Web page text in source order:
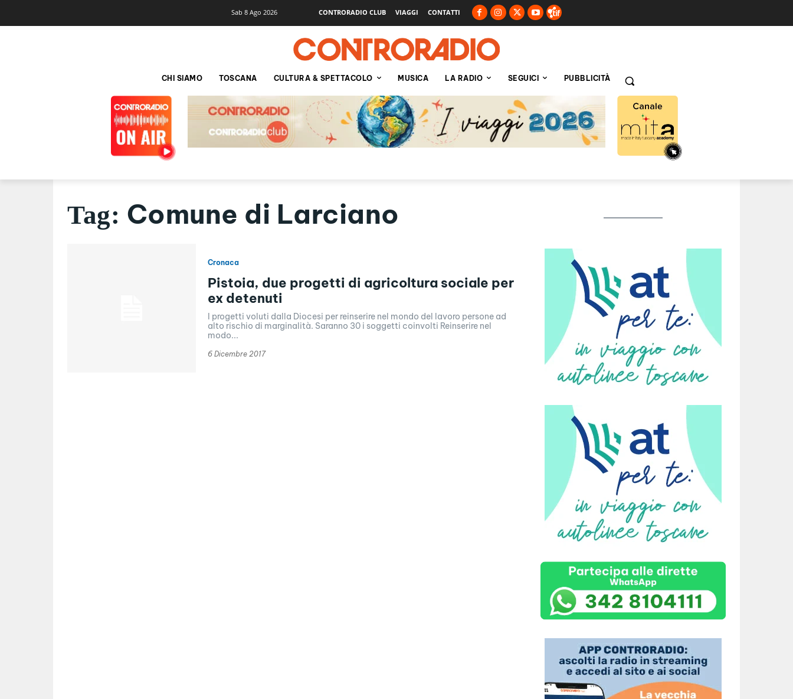
Sab 8 Ago 2026 CONTRORADIO CLUB VIAGGI CONTATTI
CHI SIAMO TOSCANA CULTURA & SPETTACOLO MUSICA LA RADIO SEGUICI PUBBLICITÀ
Tag: Comune di Larciano
Cronaca
Pistoia, due progetti di agricoltura sociale per
ex detenuti
I progetti voluti dalla Diocesi per reinserire nel mondo del lavoro persone ad
alto rischio di marginalità. Saranno 30 i soggetti coinvolti Reinserire nel
modo...
6 Dicembre 2017